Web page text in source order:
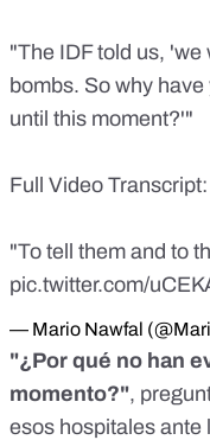
"The IDF told us,
bombs. So why
until this moment?'"
Full Video Transcript:
"To tell them and to
pic.twitter.com/
— Mario Nawfal
"¿Por qué no han
momento?",
esos hospitales ante